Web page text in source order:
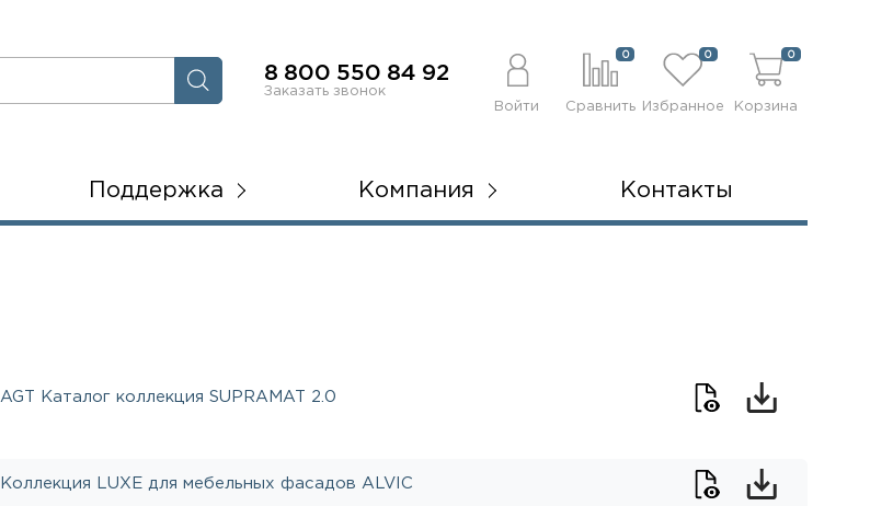
8 800 550 84 92
Заказать звонок
Войти
0
Сравнить
0
Избранное
0
Корзина
Поддержка Компания Контакты
AGT Каталог коллекция SUPRAMAT 2.0
Коллекция LUXE для мебельных фасадов ALVIC